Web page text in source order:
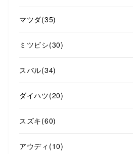
マツダ(35)
ミツビシ(30)
スバル(34)
ダイハツ(20)
スズキ(60)
アウディ (10)